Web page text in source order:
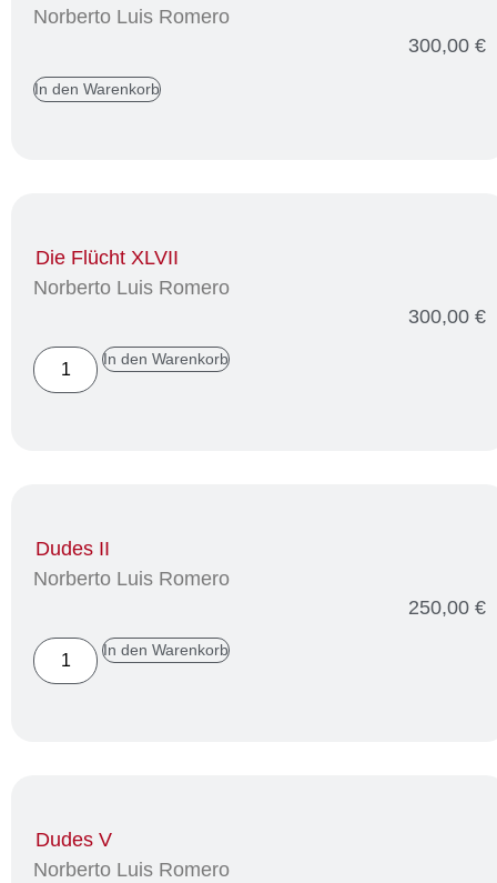
Norberto Luis Romero
300,00 €
In den Warenkorb
Die Flücht XLVII
Norberto Luis Romero
300,00 €
In den Warenkorb
Dudes II
Norberto Luis Romero
250,00 €
In den Warenkorb
Dudes V
Norberto Luis Romero